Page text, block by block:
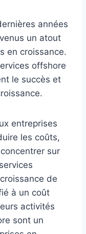
années
un atout
en croissance.
offshore
le succès et
entreprises
les coûts,
sur
de
à un coût
activités
sont un